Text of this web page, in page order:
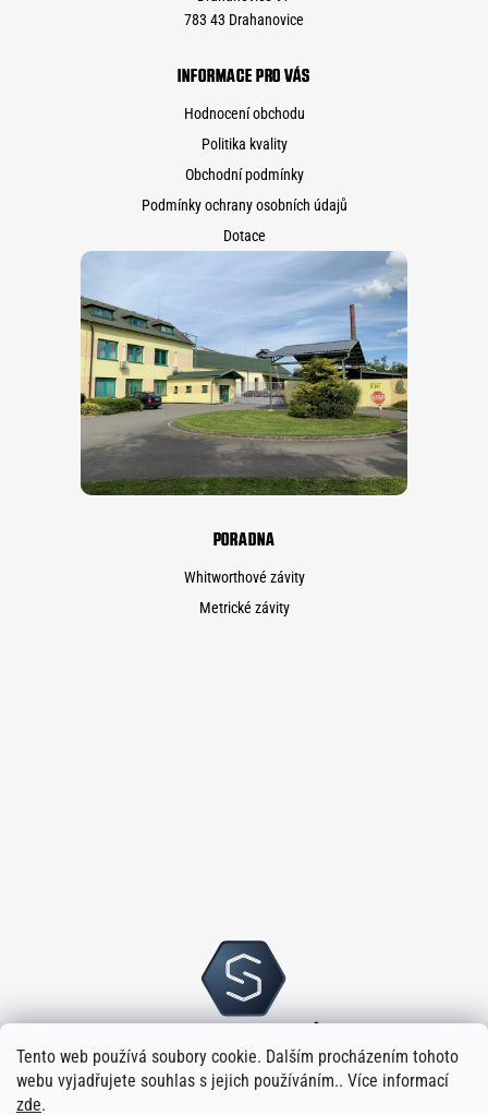
Tento web používá soubory cookie. Dalším procházením tohoto
webu vyjadřujete souhlas s jejich používáním.. Více informací
zde.
783 43 Drahanovice
INFORMACE PRO VÁS
Hodnocení obchodu
Politika kvality
Obchodní podmínky
Podmínky ochrany osobních údajů
Dotace
PORADNA
Whitworthové závity
Metrické závity